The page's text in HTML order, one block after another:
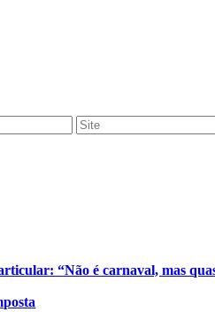
“Não é carnaval, mas